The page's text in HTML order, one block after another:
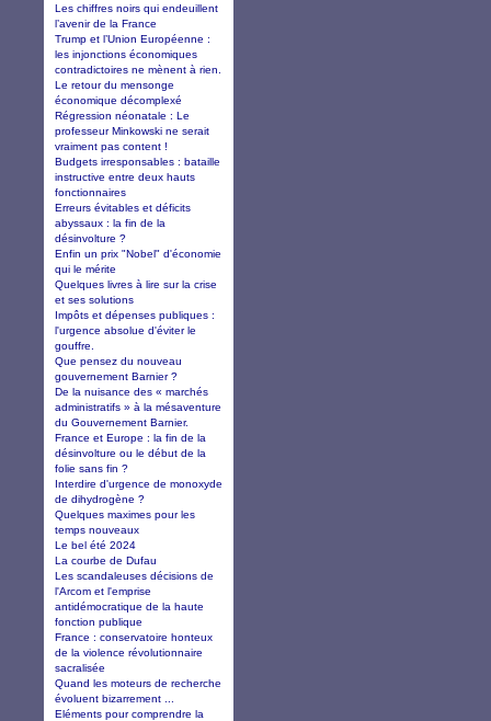
Les chiffres noirs qui endeuillent
l’avenir de la France
Trump et l’Union Européenne :
les injonctions économiques
contradictoires ne mènent à rien.
Le retour du mensonge
économique décomplexé
Régression néonatale : Le
professeur Minkowski ne serait
vraiment pas content !
Budgets irresponsables : bataille
instructive entre deux hauts
fonctionnaires
Erreurs évitables et déficits
abyssaux : la fin de la
désinvolture ?
Enfin un prix "Nobel" d'économie
qui le mérite
Quelques livres à lire sur la crise
et ses solutions
Impôts et dépenses publiques :
l'urgence absolue d'éviter le
gouffre.
Que pensez du nouveau
gouvernement Barnier ?
De la nuisance des « marchés
administratifs » à la mésaventure
du Gouvernement Barnier.
France et Europe : la fin de la
désinvolture ou le début de la
folie sans fin ?
Interdire d'urgence de monoxyde
de dihydrogène ?
Quelques maximes pour les
temps nouveaux
Le bel été 2024
La courbe de Dufau
Les scandaleuses décisions de
l'Arcom et l'emprise
antidémocratique de la haute
fonction publique
France : conservatoire honteux
de la violence révolutionnaire
sacralisée
Quand les moteurs de recherche
évoluent bizarrement ...
Eléments pour comprendre la